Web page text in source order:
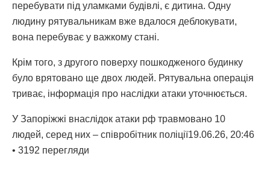
перебувати під уламками будівлі, є дитина. Одну
людину рятувальникам вже вдалося деблокувати,
вона перебуває у важкому стані.
Крім того, з другого поверху пошкодженого будинку
було врятовано ще двох людей. Рятувальна операція
триває, інформація про наслідки атаки уточнюється.
У Запоріжжі внаслідок атаки рф травмовано 10
людей, серед них – співробітник поліції19.06.26, 20:46
• 3192 перегляди